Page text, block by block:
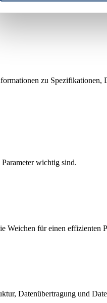
zu Spezifikationen,
wichtig sind.
Weichen für einen effizienten
Datenübertragung und